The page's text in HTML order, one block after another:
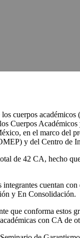
cuerpos
Cuerpos
en el marco del
y del Centro de
de 42 CA, hecho
cuentan
y En Consolidación.
que conforma estos
con CA de